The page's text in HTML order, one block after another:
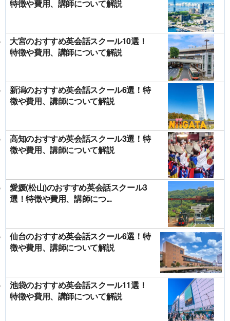
特徴や費用、講師について解説
大宮のおすすめ英会話スクール10選！
特徴や費用、講師について解説
新潟のおすすめ英会話スクール6選！特
徴や費用、講師について解説
高知のおすすめ英会話スクール3選！特
徴や費用、講師について解説
愛媛(松山)のおすすめ英会話スクール3
選！特徴や費用、講師につ...
仙台のおすすめ英会話スクール6選！特
徴や費用、講師について解説
池袋のおすすめ英会話スクール11選！
特徴や費用、講師について解説